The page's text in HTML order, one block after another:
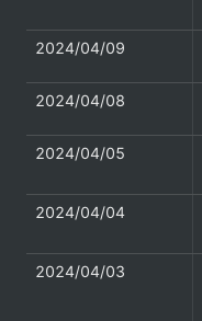
2024/04/09
2024/04/08
2024/04/05
2024/04/04
2024/04/03